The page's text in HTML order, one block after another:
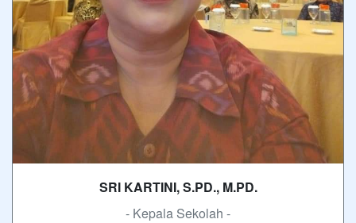
SRI KARTINI, S.PD., M.PD.
- Kepala Sekolah -